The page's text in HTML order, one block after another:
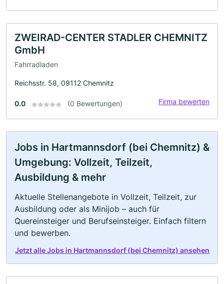
ZWEIRAD-CENTER STADLER CHEMNITZ
GmbH
Fahrradladen
Reichsstr. 58, 09112 Chemnitz
0.0 (0 Bewertungen) Firma bewerten
Jobs in Hartmannsdorf (bei Chemnitz) &
Umgebung: Vollzeit, Teilzeit,
Ausbildung & mehr
Aktuelle Stellenangebote in Vollzeit, Teilzeit, zur
Ausbildung oder als Minijob – auch für
Quereinsteiger und Berufseinsteiger. Einfach filtern
und bewerben.
Jetzt alle Jobs in Hartmannsdorf (bei Chemnitz) ansehen